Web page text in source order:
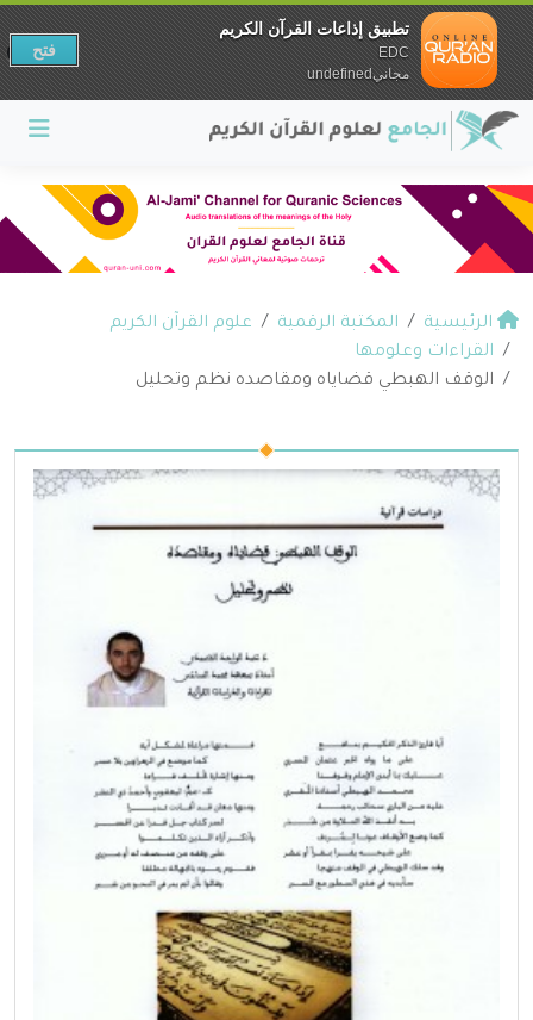
الرئيسية المكتبة الرقمية
علوم القرآن الكريم
القراءات وعلومها
الوقف الهبطي قضاياه ومقاصده نظم وتحليل
تطبيق إذاعات القرآن الكريم
EDC
مجانيundefined
فتح